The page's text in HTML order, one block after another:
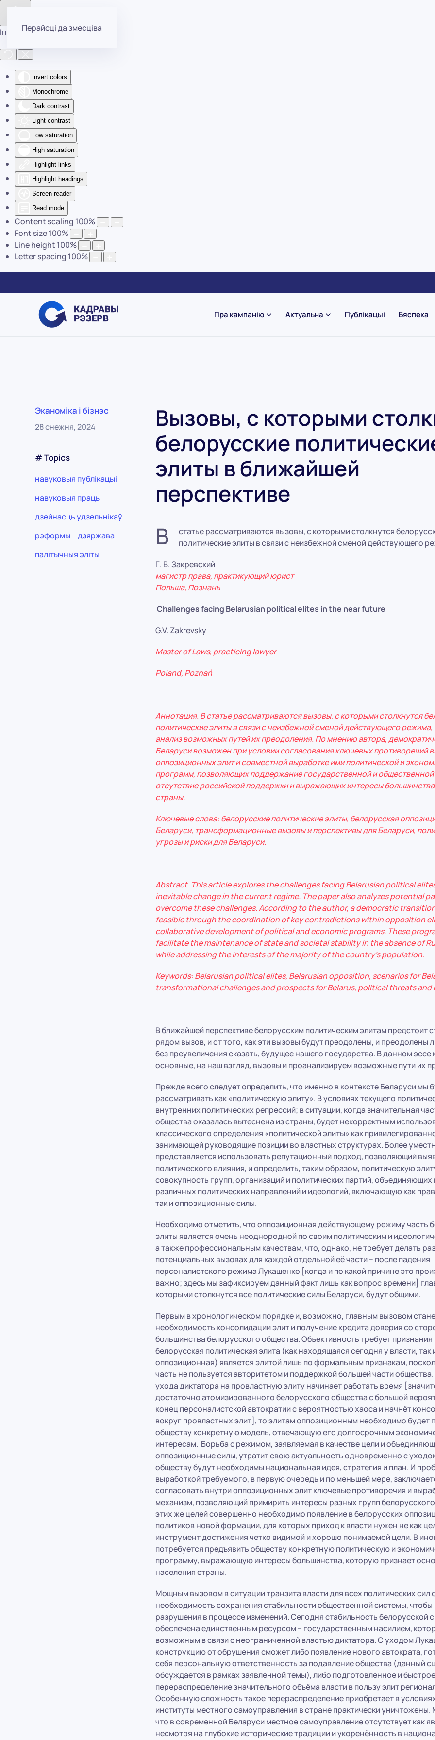
Інструменты даступнасці
Invert colors
Monochrome
Dark contrast
Light contrast
Low saturation
High saturation
Highlight links
Highlight headings
Screen reader
Read mode
Content scaling 100%
Font size100%
Line height 100%
Letter spacing 100%
Перайсці да змесціва
Пра кампанію Актуальна Публікацыі Бяспека
Эканоміка і бізнэс
28 снежня, 2024
# Topics
навуковыя публікацыі
навуковыя працы
дзейнасць удзельнікаў
рэформы
дзяржава
палітычныя эліты
Вызовы, с которыми
белорусские
элиты в ближайшей
перспективе
В
статье рассматриваются вызовы, с которыми столкнутся
политические элиты в связи с неизбежной сменой действующего
Г. В. Закревский
магистр права, практикующий юрист
Польша, Познань
Challenges facing Belarusian political elites in the near future
G.V. Zakrevsky
Master of Laws, practicing lawyer
Poland, Poznań
Аннотация. В статье рассматриваются вызовы, с которыми столкнутся
политические элиты в связи с неизбежной сменой действующего режима,
анализ возможных путей их преодоления. По мнению автора,
Беларуси возможен при условии согласования ключевых противоречий
оппозиционных элит и совместной выработке ими политической и
программ, позволяющих поддержание государственной и общественной
отсутствие российской поддержки и выражающих интересы
страны.
Ключевые слова: белорусские политические элиты, белорусская
Беларуси, трансформационные вызовы и перспективы для Беларуси,
угрозы и риски для Беларуси.
Abstract. This article explores the challenges facing Belarusian political
inevitable change in the current regime. The paper also analyzes potential
overcome these challenges. According to the author, a democratic
feasible through the coordination of key contradictions within opposition
collaborative development of political and economic programs. These
facilitate the maintenance of state and societal stability in the absence of
while addressing the interests of the majority of the country’s population.
Keywords: Belarusian political elites, Belarusian opposition, scenarios for
transformational challenges and prospects for Belarus, political threats and
В ближайшей перспективе белорусским политическим элитам предстоит
рядом вызов, и от того, как эти вызовы будут преодолены, и преодолены
без преувеличения сказать, будущее нашего государства. В данном
основные, на наш взгляд, вызовы и проанализируем возможные пути их
Прежде всего следует определить, что именно в контексте Беларуси мы
рассматривать как «политическую элиту». В условиях текущего
внутренних политических репрессий; в ситуации, когда значительная
общества оказалась вытеснена из страны, будет некорректным
классического определения «политической элиты» как
занимающей руководящие позиции во властных структурах. Более
представляется использовать репутационный подход, позволяющий
политического влияния, и определить, таким образом, политическую
совокупность групп, организаций и политических партий, объединяющих
различных политических направлений и идеологий, включающую как
так и оппозиционные силы.
Необходимо отметить, что оппозиционная действующему режиму часть
элиты является очень неоднородной по своим политическим и
а также профессиональным качествам, что, однако, не требует делать
потенциальных вызовах для каждой отдельной её части – после падения
персоналистского режима Лукашенко [когда и по какой причине это
важно; здесь мы зафиксируем данный факт лишь как вопрос времени]
которыми столкнутся все политические силы Беларуси, будут общими.
Первым в хронологическом порядке и, возможно, главным вызовом
необходимость консолидации элит и получение кредита доверия со
большинства белорусского общества. Объективность требует признания
белорусская политическая элита (как находящаяся сегодня у власти, так
оппозиционная) является элитой лишь по формальным признакам,
часть не пользуется авторитетом и поддержкой большей части
ухода диктатора на провластную элиту начинает работать время
достаточно атомизированного белорусского общества с большой
конец персоналистской автократии с вероятностью хаоса и начнёт
вокруг провластных элит], то элитам оппозиционным необходимо будет
обществу конкретную модель, отвечающую его долгосрочным
интересам. Борьба с режимом, заявляемая в качестве цели и
оппозиционные силы, утратит свою актуальность одновременно с
обществу будут необходимы национальная идея, стратегия и план. И
выработкой требуемого, в первую очередь и по меньшей мере,
согласовать внутри оппозиционных элит ключевые противоречия и
механизм, позволяющий примирить интересы разных групп
этих же целей совершенно необходимо появление в белорусских
политиков новой формации, для которых приход к власти нужен не как
инструмент достижения четко видимой и хорошо понимаемой цели. В
потребуется предъявить обществу конкретную политическую и
программу, выражающую интересы большинства, которую признает
населения страны.
Мощным вызовом в ситуации транзита власти для всех политических сил
необходимость сохранения стабильности общественной системы, чтобы
разрушения в процессе изменений. Сегодня стабильность белорусской
обеспечена единственным ресурсом – государственным насилием,
возможным в связи с неограниченной властью диктатора. С уходом
конструкцию от обрушения сможет либо появление нового автократа,
себя персональную ответственность за подавление общества (данный
обсуждается в рамках заявленной темы), либо подготовленное и быстрое
перераспределение значительного объёма власти в пользу элит
Особенную сложность такое перераспределение приобретает в
институты местного самоуправления в стране практически уничтожены.
что в современной Беларуси местное самоуправление отсутствует как
несмотря на глубокие исторические традиции и укоренённость в